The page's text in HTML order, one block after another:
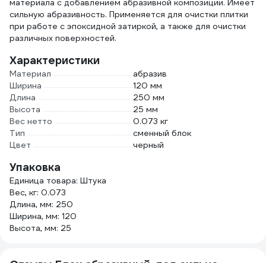
материала с добавлением абразивной композиции. Имеет
сильную абразивность. Применяется для очистки плитки
при работе с эпоксидной затиркой, а также для очистки
различных поверхностей.
Характеристики
Материал
абразив
Ширина
120 мм
Длина
250 мм
Высота
25 мм
Вес нетто
0.073 кг
Тип
сменный блок
Цвет
черный
Упаковка
Единица товара: Штука
Вес, кг: 0.073
Длина, мм: 250
Ширина, мм: 120
Высота, мм: 25